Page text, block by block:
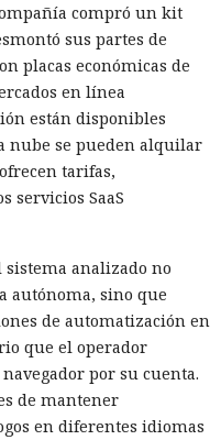
compró un kit
sus partes de
placas económicas de
en línea
están disponibles
nube se pueden alquilar
tarifas,
servicios SaaS
sistema analizado no
autónoma, sino que
de automatización en
que el operador
por su cuenta.
de mantener
en diferentes idiomas